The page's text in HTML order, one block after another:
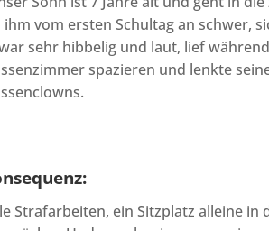
ihm vom ersten Schultag an schwer,
sehr hibbelig und laut, lief
spazieren und lenkte
Strafarbeiten, ein Sitzplatz alleine